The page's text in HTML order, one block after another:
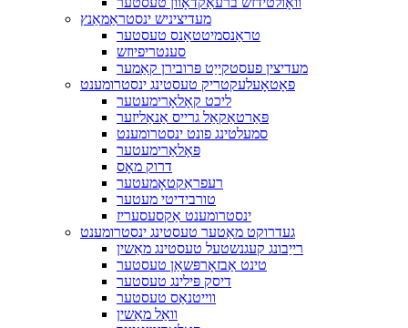
מעדיציניש ינסטראַמאַנץ
טראַנסמיטטאַנס טעסטער
סענטריפיוזש
מעדיצין פעסטקייַט פּרובירן קאַמער
פאָטאָעלעקטריק טעסטינג ינסטרומענט
ליכט קאָלאָרימעטער
פּאַרטאַקאַל גרייס אַנאַליזער
סמעלטינג פונט ינסטרומענט
פּאָלאַרימעטער
דרוק מאָס
רעפראַקטאָמעטער
טורבידיטי מעטער
ינסטרומענט אַקסעסעריז
געדרוקט מאַטער טעסטינג ינסטרומענט
רייַבונג קעגנשטעל טעסטינג מאַשין
טינט אַבזאָרפּשאַן טעסטער
דיסק פּילינג טעסטער
ווייטנאַס טעסטער
וואַל מאַשין